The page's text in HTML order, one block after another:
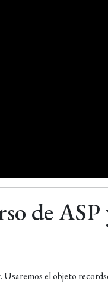
de ASP
el objeto